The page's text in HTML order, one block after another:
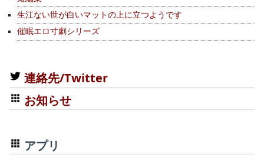
生江ない世が白いマットの上に立つようです
催眠エロ寸劇シリーズ
連絡先/Twitter
お知らせ
アプリ